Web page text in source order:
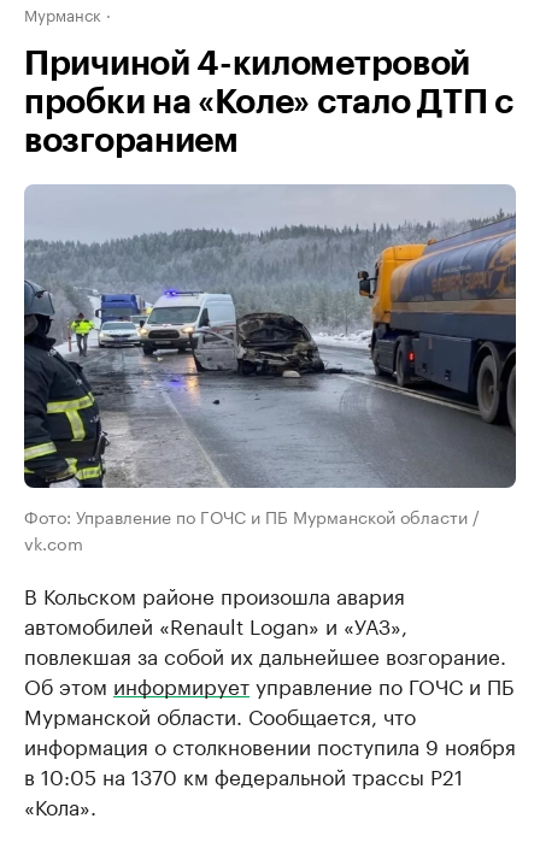
Мурманск
Причиной 4-километровой
пробки на «Коле» стало ДТП с
возгоранием
Фото: Управление по ГОЧС и ПБ Мурманской области /
vk.com
В Кольском районе произошла авария
автомобилей «Renault Logan» и «УАЗ»,
повлекшая за собой их дальнейшее возгорание.
Об этом информируетуправление по ГОЧС и ПБ
Мурманской области. Сообщается, что
информация о столкновении поступила 9 ноября
в 10:05 на 1370 км федеральной трассы Р21
«Кола».